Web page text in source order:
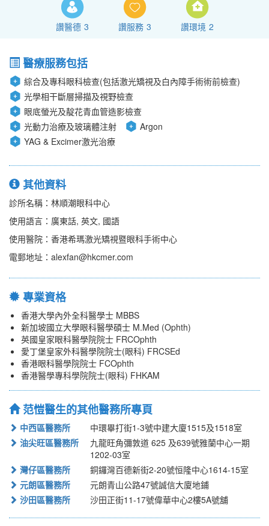
讚醫德 3 讚服務 3 讚環境 2
醫療服務包括
綜合及專科眼科檢查(包括激光矯視及白內障手術術前檢查)
光學相干斷層掃描及視野檢查
眼底螢光及靛花青血管造影檢查
光動力治療及玻璃體注射
Argon
YAG & Excimer激光治療
其他資料
診所名稱：林順潮眼科中心
使用語言：廣東話, 英文, 國語
使用醫院：香港希瑪激光矯視暨眼科手術中心
電郵地址：alexfan@hkcmer.com
專業資格
香港大學內外全科醫學士 MBBS
新加坡國立大學眼科醫學碩士 M.Med (Ophth)
英國皇家眼科醫學院院士 FRCOphth
愛丁堡皇家外科醫學院院士(眼科) FRCSEd
香港眼科醫學院院士 FCOphth
香港醫學專科學院院士(眼科) FHKAM
范愷醫生的其他醫務所專頁
中西區醫務所
中環畢打街1-3號中建大廈1515及1518室
油尖旺區醫務所
九龍旺角彌敦道 625 及639號雅蘭中心一期
1202-03室
灣仔區醫務所
銅鑼灣百德新街2-20號恒隆中心1614-15室
元朗區醫務所
元朗青山公路47號誠信大廈地鋪
沙田區醫務所
沙田正街11-17號偉華中心2樓5A號舖